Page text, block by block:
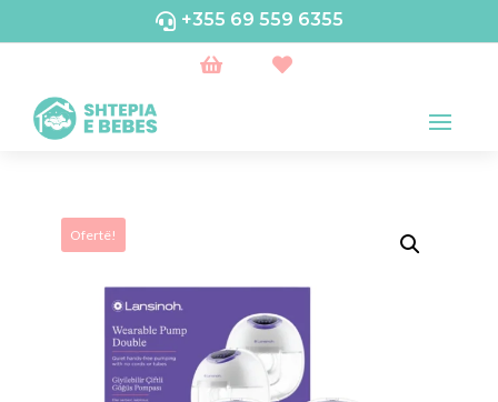
 +355 69 559 6355
 
Ofertë!